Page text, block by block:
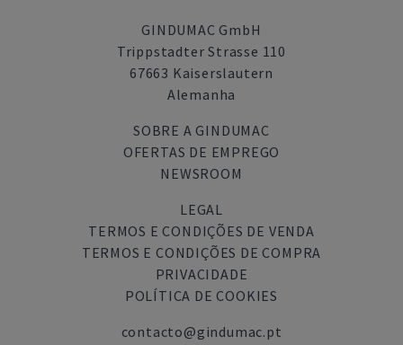
GINDUMAC GmbH
Trippstadter Strasse 110
67663 Kaiserslautern
Alemanha
SOBRE A GINDUMAC
OFERTAS DE EMPREGO
NEWSROOM
LEGAL
TERMOS E CONDIÇÕES DE VENDA
TERMOS E CONDIÇÕES DE COMPRA
PRIVACIDADE
POLÍTICA DE COOKIES
contacto@gindumac.pt